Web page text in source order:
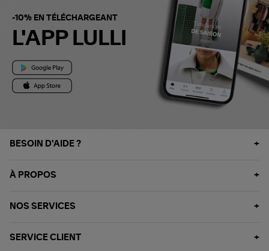
-10% EN TÉLÉCHARGEANT
L'APP LULLI
BESOIN D'AIDE ?
À PROPOS
NOS SERVICES
SERVICE CLIENT